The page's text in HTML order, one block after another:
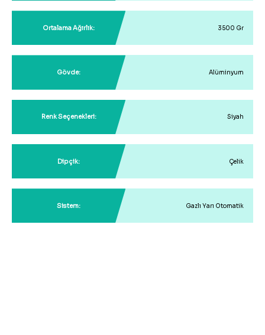
Ortalama Ağırlık: 3500 Gr
Gövde: Alüminyum
Renk Seçenekleri: Siyah
Dipçik: Çelik
Sistem: Gazlı Yarı Otomatik